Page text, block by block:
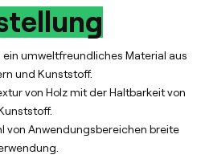
umweltfreundliches Material aus
und Kunststoff.
von Holz mit der Haltbarkeit von
von Anwendungsbereichen breite